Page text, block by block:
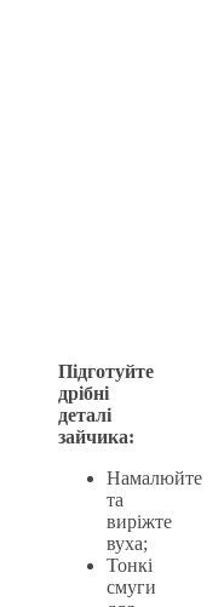
Підготуйте
дрібні
деталі
зайчика:
Намалюйте
та
виріжте
вуха;
Тонкі
смуги